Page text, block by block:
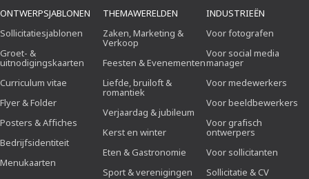
ONTWERPSJABLONEN
Sollicitatiesjablonen
Groet- &
uitnodigingskaarten
Curriculum vitae
Flyer & Folder
Posters & Affiches
Bedrijfsidentiteit
Menukaarten
THEMAWERELDEN
Zaken, Marketing &
Verkoop
Feesten & Evenementen
Liefde, bruiloft &
romantiek
Verjaardag & jubileum
Kerst en winter
Eten & Gastronomie
Sport & verenigingen
INDUSTRIEËN
Voor fotografen
Voor social media
manager
Voor medewerkers
Voor beeldbewerkers
Voor grafisch
ontwerpers
Voor sollicitanten
Sollicitatie & CV